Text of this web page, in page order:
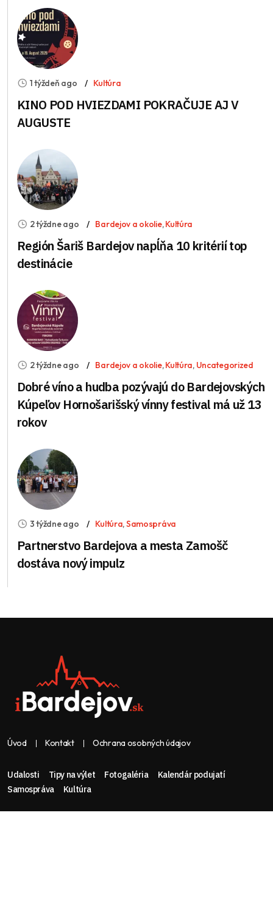
1 týždeň ago Kultúra
KINO POD HVIEZDAMI POKRAČUJE AJ V
AUGUSTE
2 týždne ago Bardejov a okolie,Kultúra
Región Šariš Bardejov napĺňa 10 kritérií top
destinácie
2 týždne ago Bardejov a okolie,Kultúra, Uncategorized
Dobré víno a hudba pozývajú do Bardejovských
Kúpeľov Hornošarišský vínny festival má už 13
rokov
3 týždne ago Kultúra,Samospráva
Partnerstvo Bardejova a mesta Zamošč
dostáva nový impulz
Úvod Kontakt Ochrana osobných údajov
Udalosti Tipy na výlet Fotogaléria
Kalendár podujatí
Samospráva
Kultúra